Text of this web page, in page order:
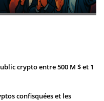
crypto entre 500 M $ et 1
confisquées et les